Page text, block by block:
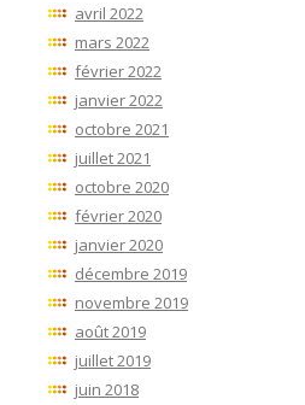
avril 2022
mars 2022
février 2022
janvier 2022
octobre 2021
juillet 2021
octobre 2020
février 2020
janvier 2020
décembre 2019
novembre 2019
août 2019
juillet 2019
juin 2018